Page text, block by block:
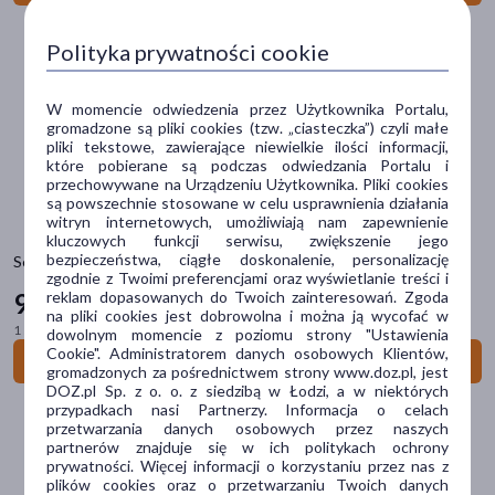
Seni Active Classic, majtki chłonne, extra large, 30 szt.
98 40 zł
1 szt. = 3,28 zł
Do koszyka
Dostawa
Wysyłka
Odbiór w aptece
Cena
zł – zł
Marka
INTENO (13)
Seni(90)
Polityka prywatności cookie
W momencie odwiedzenia przez Użytkownika Portalu,
gromadzone są pliki cookies (tzw. „ciasteczka”) czyli małe
pliki tekstowe, zawierające niewielkie ilości informacji,
które pobierane są podczas odwiedzania Portalu i
przechowywane na Urządzeniu Użytkownika. Pliki cookies
są powszechnie stosowane w celu usprawnienia działania
witryn internetowych, umożliwiają nam zapewnienie
kluczowych funkcji serwisu, zwiększenie jego
bezpieczeństwa, ciągłe doskonalenie, personalizację
zgodnie z Twoimi preferencjami oraz wyświetlanie treści i
reklam dopasowanych do Twoich zainteresowań. Zgoda
na pliki cookies jest dobrowolna i można ją wycofać w
dowolnym momencie z poziomu strony "Ustawienia
Cookie". Administratorem danych osobowych Klientów,
gromadzonych za pośrednictwem strony www.doz.pl, jest
DOZ.pl Sp. z o. o. z siedzibą w Łodzi, a w niektórych
przypadkach nasi Partnerzy. Informacja o celach
przetwarzania danych osobowych przez naszych
partnerów znajduje się w ich politykach ochrony
prywatności. Więcej informacji o korzystaniu przez nas z
plików cookies oraz o przetwarzaniu Twoich danych